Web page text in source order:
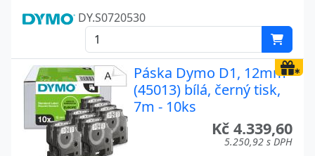
DY.S0720530
Páska Dymo D1, 12mm
(45013) bílá, černý tisk,
7m - 10ks
Kč 4.339,60
5.250,92 s DPH